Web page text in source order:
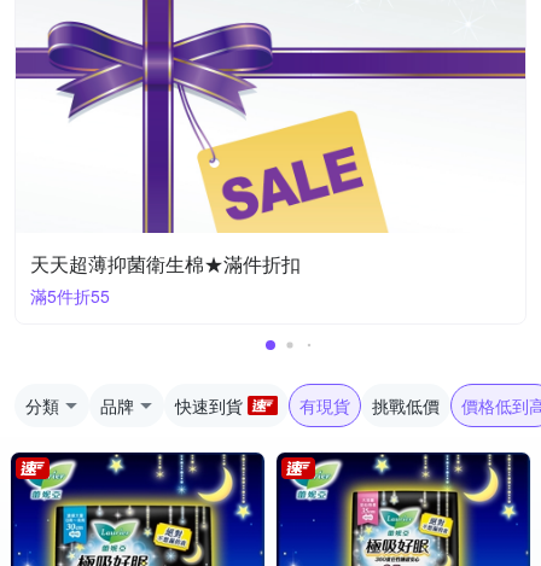
天天超薄抑菌衛生棉★滿件折扣
滿5件折55
分類 品牌 快速到貨 有現貨 挑戰低價 價格低到